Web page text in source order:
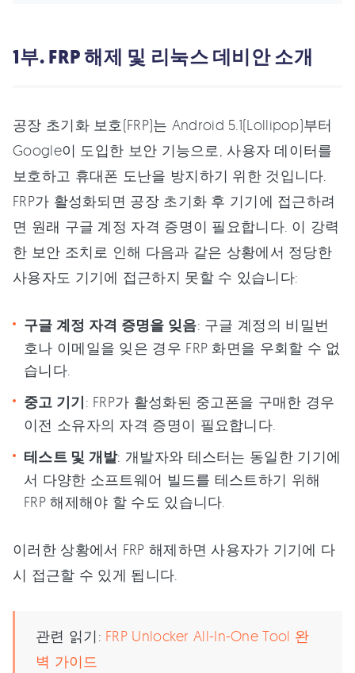
1부. FRP 해제 및 리눅스 데비안 소개
공장 초기화 보호(FRP)는 Android 5.1(Lollipop)부터
Google이 도입한 보안 기능으로, 사용자 데이터를
보호하고 휴대폰 도난을 방지하기 위한 것입니다.
FRP가 활성화되면 공장 초기화 후 기기에 접근하려
면 원래 구글 계정 자격 증명이 필요합니다. 이 강력
한 보안 조치로 인해 다음과 같은 상황에서 정당한
사용자도 기기에 접근하지 못할 수 있습니다:
구글 계정 자격 증명을 잊음: 구글 계정의 비밀번
호나 이메일을 잊은 경우 FRP 화면을 우회할 수 없
습니다.
중고 기기: FRP가 활성화된 중고폰을 구매한 경우
이전 소유자의 자격 증명이 필요합니다.
테스트 및 개발: 개발자와 테스터는 동일한 기기에
서 다양한 소프트웨어 빌드를 테스트하기 위해
FRP 해제해야 할 수도 있습니다.
이러한 상황에서 FRP 해제하면 사용자가 기기에 다
시 접근할 수 있게 됩니다.
관련 읽기: FRP Unlocker All-In-One Tool 완
벽 가이드